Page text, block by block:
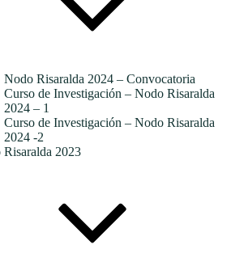
Nodo Risaralda 2024 – Convocatoria
Curso de Investigación – Nodo Risaralda
2024 – 1
Curso de Investigación – Nodo Risaralda
2024 -2
2023